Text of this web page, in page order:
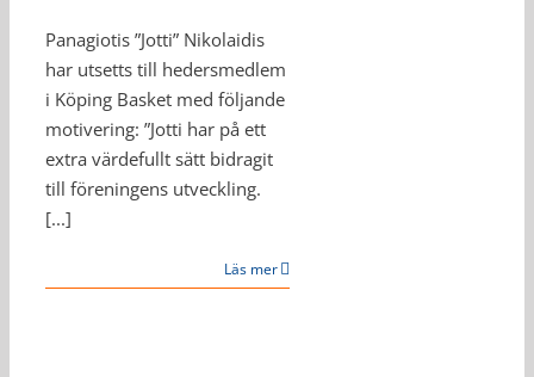
Panagiotis ”Jotti” Nikolaidis
har utsetts till hedersmedlem
i Köping Basket med följande
motivering: ”Jotti har på ett
extra värdefullt sätt bidragit
till föreningens utveckling.
[...]
Läs mer